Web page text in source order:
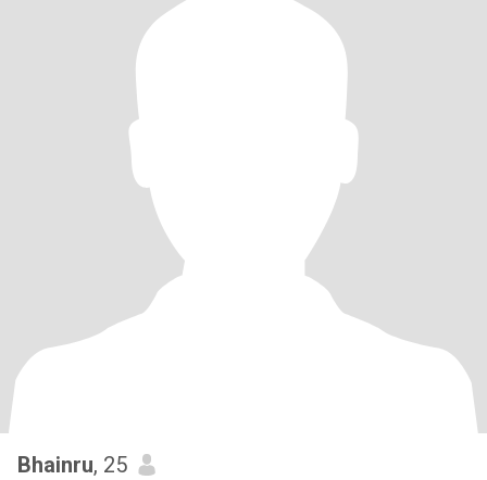
Bhainru, 25